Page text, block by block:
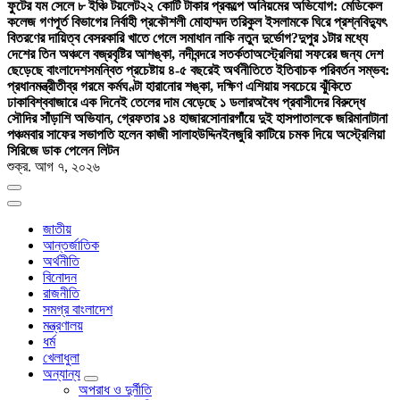
ফুটের যম সেলে ৮ ইঞ্চি টয়লেট২২ কোটি টাকার প্রকল্পে অনিয়মের অভিযোগ: মেডিকেল
কলেজ গণপূর্ত বিভাগের নির্বাহী প্রকৌশলী মোহাম্মদ তরিকুল ইসলামকে ঘিরে প্রশ্নবিদ্যুৎ
বিতরণের দায়িত্ব বেসরকারি খাতে গেলে সমাধান নাকি নতুন দুর্ভোগ?দুপুর ১টার মধ্যে
দেশের তিন অঞ্চলে বজ্রবৃষ্টির আশঙ্কা, নদীবন্দরে সতর্কতাঅস্ট্রেলিয়া সফরের জন্য দেশ
ছেড়েছে বাংলাদেশসমন্বিত প্রচেষ্টায় ৪-৫ বছরেই অর্থনীতিতে ইতিবাচক পরিবর্তন সম্ভব:
প্রধানমন্ত্রীতীব্র গরমে কর্মঘণ্টা হারানোর শঙ্কা, দক্ষিণ এশিয়ায় সবচেয়ে ঝুঁকিতে
ঢাকাবিশ্ববাজারে এক দিনেই তেলের দাম বেড়েছে ১ ডলারঅবৈধ প্রবাসীদের বিরুদ্ধে
সৌদির সাঁড়াশি অভিযান, গ্রেফতার ১৪ হাজারসোনারগাঁয়ে দুই হাসপাতালকে জরিমানাটানা
পঞ্চমবার সাফের সভাপতি হলেন কাজী সালাহউদ্দিনইনজুরি কাটিয়ে চমক দিয়ে অস্ট্রেলিয়া
সিরিজে ডাক পেলেন লিটন
শুক্র. আগ ৭, ২০২৬
জাতীয়
আন্তর্জাতিক
অর্থনীতি
বিনোদন
রাজনীতি
সমগ্র বাংলাদেশ
মন্ত্রণালয়
ধর্ম
খেলাধুলা
অন্যান্য
অপরাধ ও দুর্নীতি